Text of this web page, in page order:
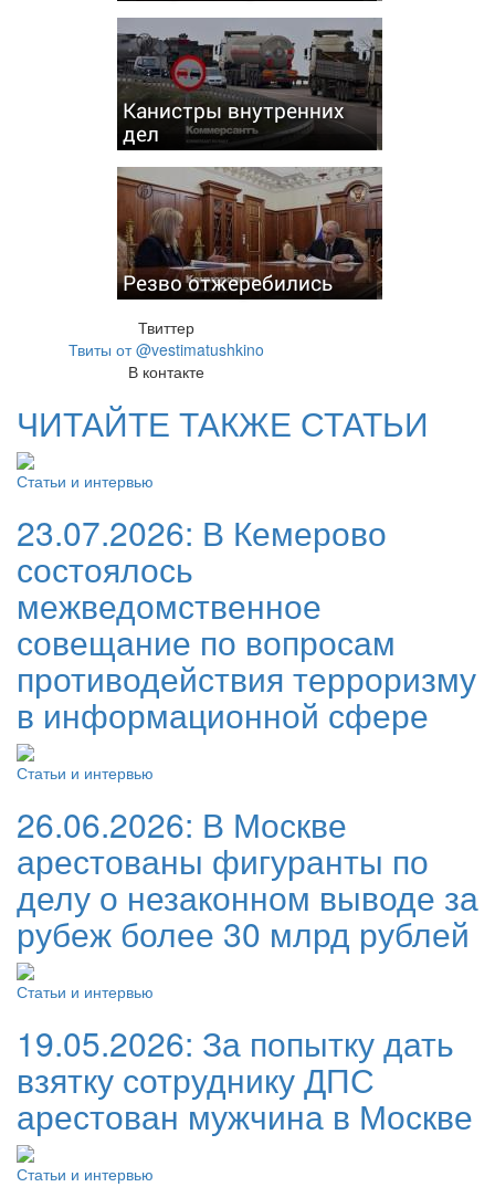
Канистры внутренних
дел
Резво отжеребились
Твиттер
Твиты от @vestimatushkino
В контакте
ЧИТАЙТЕ ТАКЖЕ СТАТЬИ
Статьи и интервью
23.07.2026: В Кемерово
состоялось
межведомственное
совещание по вопросам
противодействия терроризму
в информационной сфере
Статьи и интервью
26.06.2026: В Москве
арестованы фигуранты по
делу о незаконном выводе за
рубеж более 30 млрд рублей
Статьи и интервью
19.05.2026: За попытку дать
взятку сотруднику ДПС
арестован мужчина в Москве
Статьи и интервью